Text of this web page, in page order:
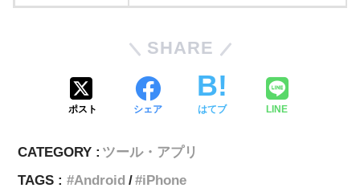
SHARE
ポスト シェア はてブ LINE
CATEGORY : ツール・アプリ
TAGS :
Android iPhone